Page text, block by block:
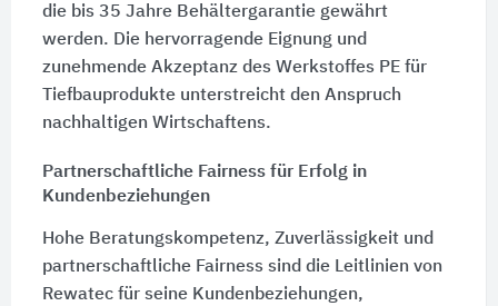
die bis 35 JahreBehältergarantie gewährt
werden. Die hervorragende Eignung und
zunehmende Akzeptanz des Werkstoffes PE für
Tiefbauprodukte unterstreicht den Anspruch
nachhaltigen Wirtschaftens.
Partnerschaftliche Fairness für Erfolg in
Kundenbeziehungen
Hohe Beratungskompetenz, Zuverlässigkeit und
partnerschaftliche Fairness sind die Leitlinien von
Rewatec für seine Kundenbeziehungen,